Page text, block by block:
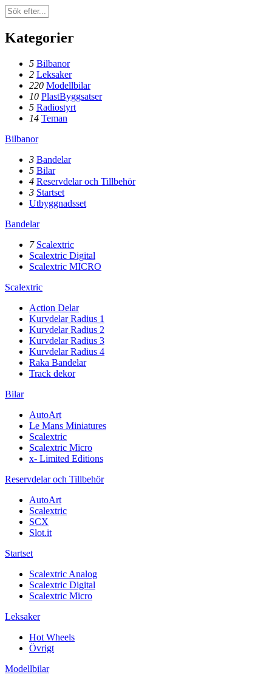
Kategorier
5 Bilbanor
2 Leksaker
220 Modellbilar
10 PlastByggsatser
5 Radiostyrt
14 Teman
Bilbanor
3 Bandelar
5 Bilar
4 Reservdelar och Tillbehör
3 Startset
Utbyggnadsset
Bandelar
7 Scalextric
Scalextric Digital
Scalextric MICRO
Scalextric
Action Delar
Kurvdelar Radius 1
Kurvdelar Radius 2
Kurvdelar Radius 3
Kurvdelar Radius 4
Raka Bandelar
Track dekor
Bilar
AutoArt
Le Mans Miniatures
Scalextric
Scalextric Micro
x- Limited Editions
Reservdelar och Tillbehör
AutoArt
Scalextric
SCX
Slot.it
Startset
Scalextric Analog
Scalextric Digital
Scalextric Micro
Leksaker
Hot Wheels
Övrigt
Modellbilar